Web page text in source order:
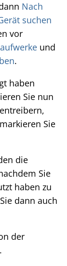
Nach
suchen
vor
und
.
haben
Sie nun
Sie
die
Sie
haben zu
dann auch
der